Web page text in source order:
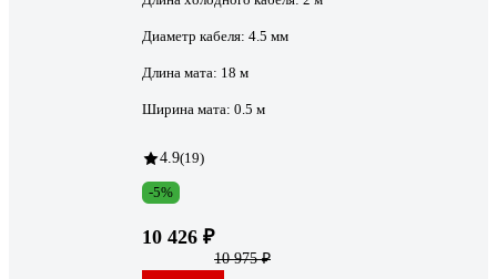
Диаметр кабеля: 4.5 мм
Длина мата: 18 м
Ширина мата: 0.5 м
4.9(19)
-5%
10 426 ₽
10 975 ₽